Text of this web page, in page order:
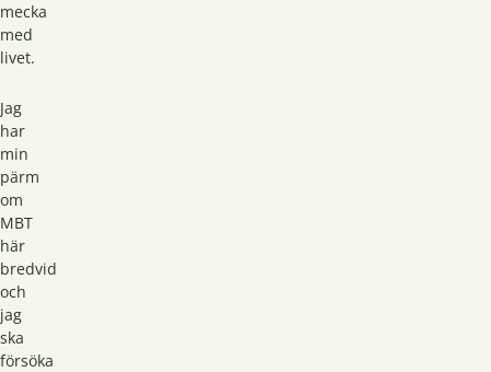
mecka
med
livet.
Jag
har
min
pärm
om
MBT
här
bredvid
och
jag
ska
försöka